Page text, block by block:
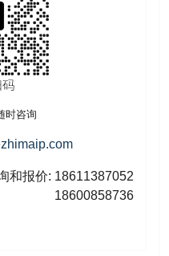
时咨询
和报价: 18611387052
18600858736